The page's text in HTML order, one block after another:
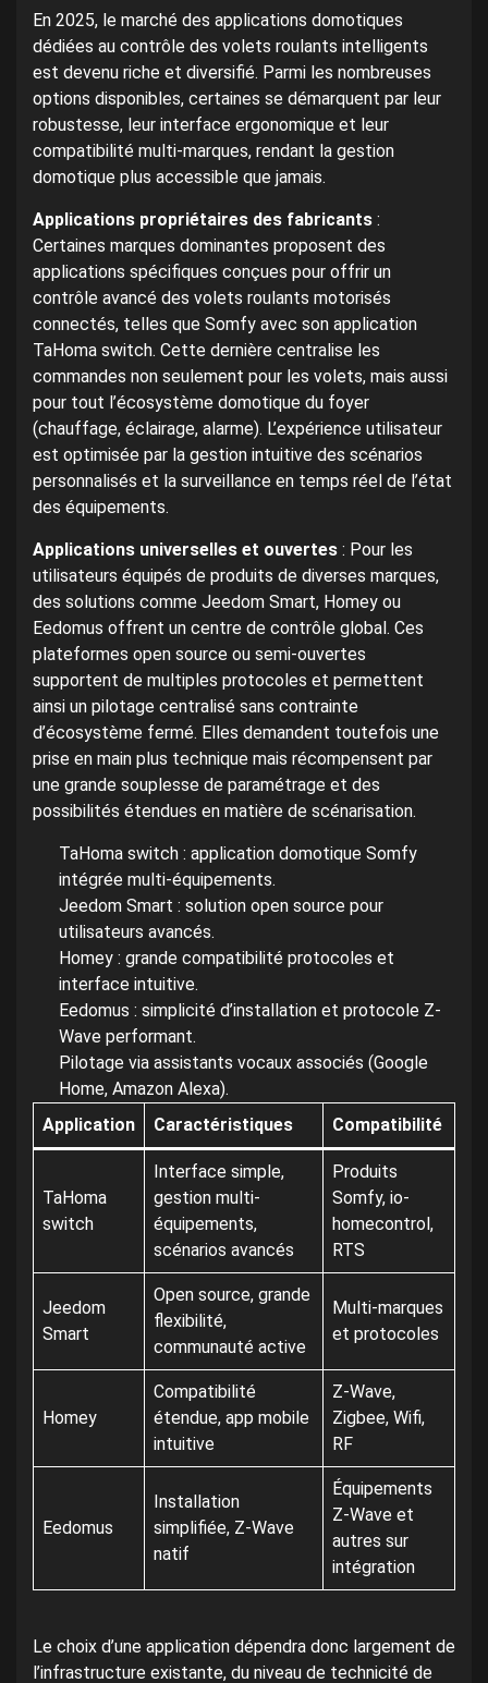
En 2025, le marché des applications domotiques
dédiées au contrôle des volets roulants intelligents
est devenu riche et diversifié. Parmi les nombreuses
options disponibles, certaines se démarquent par leur
robustesse, leur interface ergonomique et leur
compatibilité multi-marques, rendant la gestion
domotique plus accessible que jamais.
Applications propriétaires des fabricants :
Certaines marques dominantes proposent des
applications spécifiques conçues pour offrir un
contrôle avancé des volets roulants motorisés
connectés, telles que Somfy avec son application
TaHoma switch. Cette dernière centralise les
commandes non seulement pour les volets, mais aussi
pour tout l’écosystème domotique du foyer
(chauffage, éclairage, alarme). L’expérience utilisateur
est optimisée par la gestion intuitive des scénarios
personnalisés et la surveillance en temps réel de l’état
des équipements.
Applications universelles et ouvertes : Pour les
utilisateurs équipés de produits de diverses marques,
des solutions comme Jeedom Smart, Homey ou
Eedomus offrent un centre de contrôle global. Ces
plateformes open source ou semi-ouvertes
supportent de multiples protocoles et permettent
ainsi un pilotage centralisé sans contrainte
d’écosystème fermé. Elles demandent toutefois une
prise en main plus technique mais récompensent par
une grande souplesse de paramétrage et des
possibilités étendues en matière de scénarisation.
TaHoma switch : application domotique Somfy
intégrée multi-équipements.
Jeedom Smart : solution open source pour
utilisateurs avancés.
Homey : grande compatibilité protocoles et
interface intuitive.
Eedomus : simplicité d’installation et protocole Z-
Wave performant.
Pilotage via assistants vocaux associés (Google
Home, Amazon Alexa).
Application
Caractéristiques Compatibilité
TaHoma
switch
Interface simple,
gestion multi-
équipements,
scénarios avancés
Produits
Somfy, io-
homecontrol,
RTS
Jeedom
Smart
Open source, grande
flexibilité,
communauté active
Multi-marques
et protocoles
Homey
Compatibilité
étendue, app mobile
intuitive
Z-Wave,
Zigbee, Wifi,
RF
Eedomus
Installation
simplifiée, Z-Wave
natif
Équipements
Z-Wave et
autres sur
intégration
Le choix d’une application dépendra donc largement de
l’infrastructure existante, du niveau de technicité de